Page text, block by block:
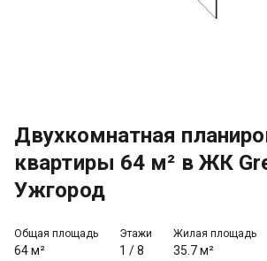
Двухкомнатная
квартиры 64 м² в ЖК
Ужгород
Общая площадь
64 м²
Этажи
1 /8
Жилая площадь
35.7 м²